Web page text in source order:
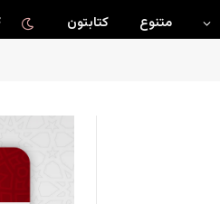
متنوع کتابتون